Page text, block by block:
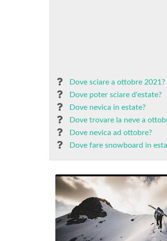
Dove sciare a ottobre 2021?
Dove poter sciare d'estate?
Dove nevica in estate?
Dove trovare la neve a
Dove nevica ad ottobre?
Dove fare snowboard in